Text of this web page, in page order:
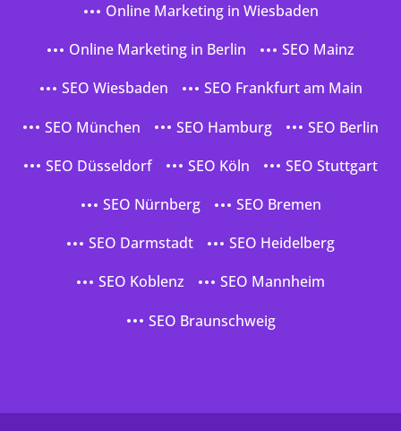
Online Marketing in Wiesbaden
Online Marketing in Berlin
SEO Mainz
SEO Wiesbaden
SEO Frankfurt am Main
SEO München
SEO Hamburg
SEO Berlin
SEO Düsseldorf
SEO Köln
SEO Stuttgart
SEO Nürnberg
SEO Bremen
SEO Darmstadt
SEO Heidelberg
SEO Koblenz
SEO Mannheim
SEO Braunschweig